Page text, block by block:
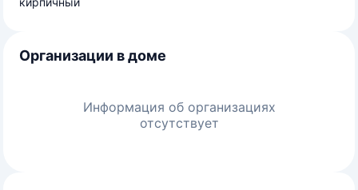
Организации в доме
Информация об организациях
отсутствует